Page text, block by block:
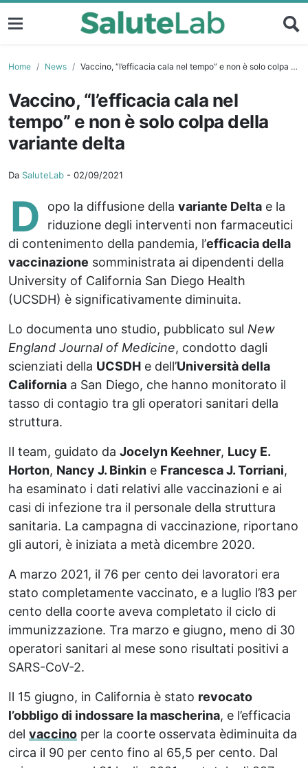
Home News Vaccino, “l’efficacia cala nel tempo” e non è solo colpa della variante delta
Vaccino, “l’efficacia cala nel
tempo” e non è solo colpa della
variante delta
Da SaluteLab - 02/09/2021
D opo la diffusione della variante Delta e la
riduzione degli interventi non farmaceutici
di contenimento della pandemia, l’efficacia della
vaccinazione somministrata ai dipendenti della
University of California San Diego Health
(UCSDH) è significativamente diminuita.
Lo documenta uno studio, pubblicato sul New
England Journal of Medicine, condotto dagli
scienziati della UCSDH e dell’Università della
California a San Diego, che hanno monitorato il
tasso di contagio tra gli operatori sanitari della
struttura.
Il team, guidato da Jocelyn Keehner, Lucy E.
Horton, Nancy J. Binkin e Francesca J. Torriani,
ha esaminato i dati relativi alle vaccinazioni e ai
casi di infezione tra il personale della struttura
sanitaria. La campagna di vaccinazione, riportano
gli autori, è iniziata a metà dicembre 2020.
A marzo 2021, il 76 per cento dei lavoratori era
stato completamente vaccinato, e a luglio l’83 per
cento della coorte aveva completato il ciclo di
immunizzazione. Tra marzo e giugno, meno di 30
operatori sanitari al mese sono risultati positivi a
SARS-CoV-2.
Il 15 giugno, in California è stato revocato
l’obbligo di indossare la mascherina, e l’efficacia
del vaccino per la coorte osservata èdiminuita da
circa il 90 per cento fino al 65,5 per cento. Dal